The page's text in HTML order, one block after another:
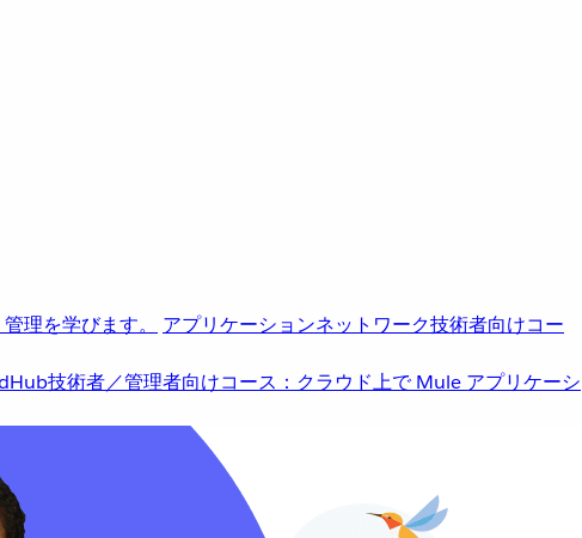
理を学びます。 アプリケーションネットワーク技術者向けコー
技術者／管理者向けコース：クラウド上で Mule アプリケーシ